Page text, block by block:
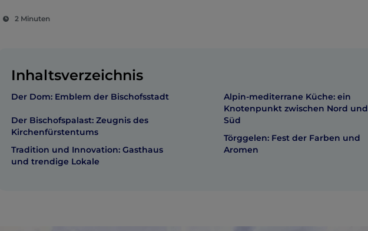
2 Minuten
Inhaltsverzeichnis
Der Dom: Emblem der Bischofsstadt
Der Bischofspalast: Zeugnis des
Kirchenfürstentums
Tradition und Innovation: Gasthaus
und trendige Lokale
Alpin-mediterrane Küche: ein
Knotenpunkt zwischen Nord und
Süd
Törggelen: Fest der Farben und
Aromen